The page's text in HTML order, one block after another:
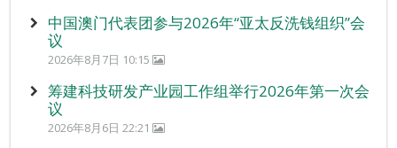
中国澳门代表团参与2026年“亚太反洗钱组织”会
议
2026年8月7日 10:15
筹建科技研发产业园工作组举行2026年第一次会
议
2026年8月6日 22:21